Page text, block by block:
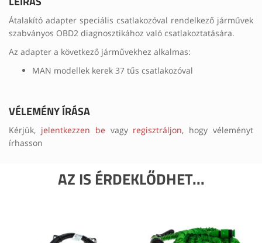
Átalakító adapter speciális csatlakozóval rendelkező járművek
szabványos OBD2 diagnosztikához való csatlakoztatására.
Az adapter a következő járművekhez alkalmas:
MAN modellek kerek 37 tűs csatlakozóval
VÉLEMÉNY ÍRÁSA
Kérjük, jelentkezzen be vagy regisztráljon, hogy véleményt
írhasson
AZ IS ÉRDEKLŐDHET...